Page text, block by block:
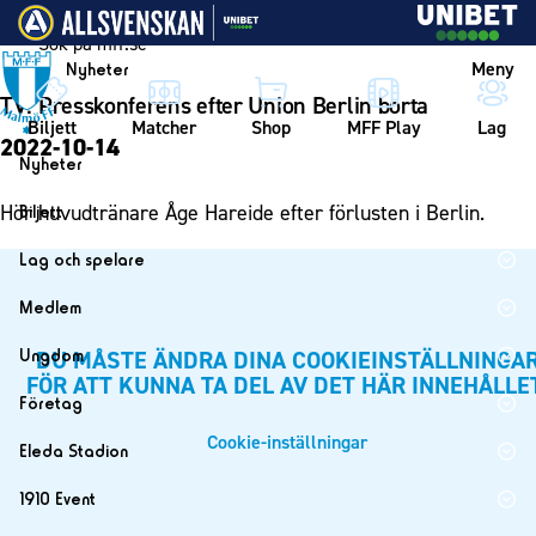
Vidare till innehållet
Nyheter Meny
Biljett Matcher Shop MFF Play Lag
Nyheter
Nyheter
Biljett
Biljett
Mitt MFF
Biljetter till bortamatcher
Biljettvillkor
Lag och spelare
Lag
Spelare
Ledarstab
Damlaget
Spelare
Medlem
Medlemskap i Malmö FF
Årsmöte 2026
Ungdom
MFF Ungdom
Fotbollsskolan
Företag
Bli företagspartner
Eleda Stadion
Eleda Stadion
1910 Event
TV: Presskonferens efter Union Berlin borta
2022-10-14
Hör huvudtränare Åge Hareide efter förlusten i Berlin.
DU MÅSTE ÄNDRA DINA
FÖR ATT KUNNA TA DEL AV DET HÄR
Cookie-inställningar